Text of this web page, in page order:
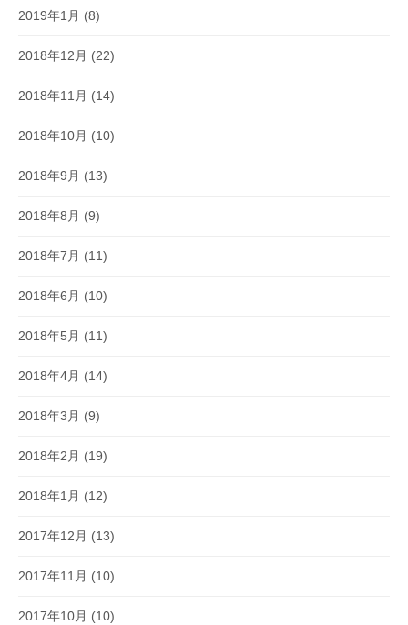
2019年1月 (8)
2018年12月 (22)
2018年11月 (14)
2018年10月 (10)
2018年9月 (13)
2018年8月 (9)
2018年7月 (11)
2018年6月 (10)
2018年5月 (11)
2018年4月 (14)
2018年3月 (9)
2018年2月 (19)
2018年1月 (12)
2017年12月 (13)
2017年11月 (10)
2017年10月 (10)